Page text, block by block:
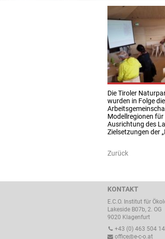
Die Tiroler
wurden in Folge
Modellregionen
Ausrichtung des
Zielsetzungen der
Zurück
KONTAKT
E.C.O. Institut für
Lakeside B07b, 2. OG
9020 Klagenfurt
+43 (0) 463 504
office@e-c-o.at